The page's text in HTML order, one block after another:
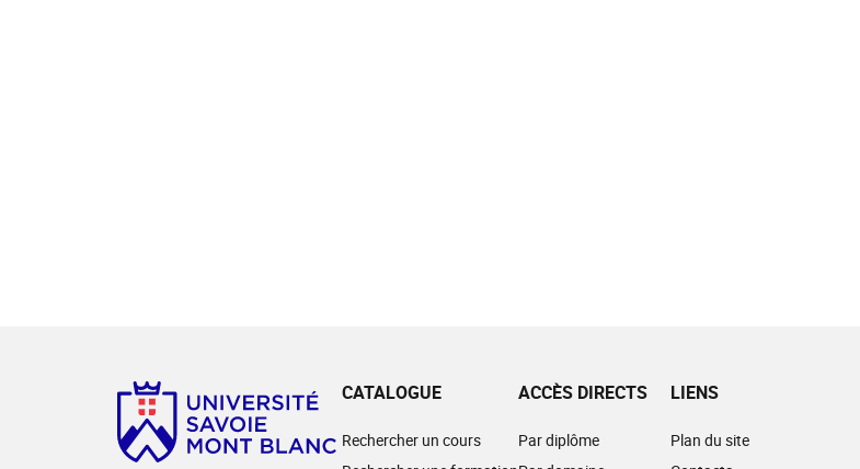
CATALOGUE
Rechercher un cours
ACCÈS DIRECTS
Par diplôme
LIENS
Plan du site